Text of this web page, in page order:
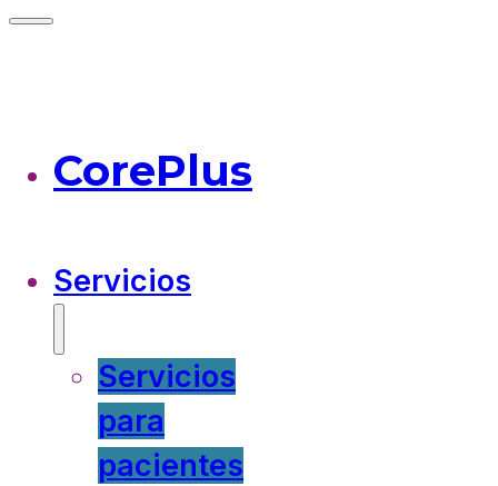
CorePlus
Servicios
Servicios
para
pacientes